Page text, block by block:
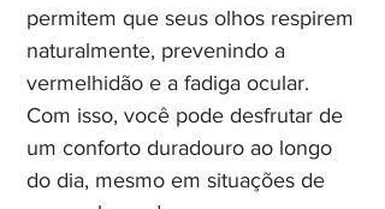
permitem que seus olhos respirem
naturalmente, prevenindo a
vermelhidão e a fadiga ocular.
Com isso, você pode desfrutar de
um conforto duradouro ao longo
do dia, mesmo em situações de